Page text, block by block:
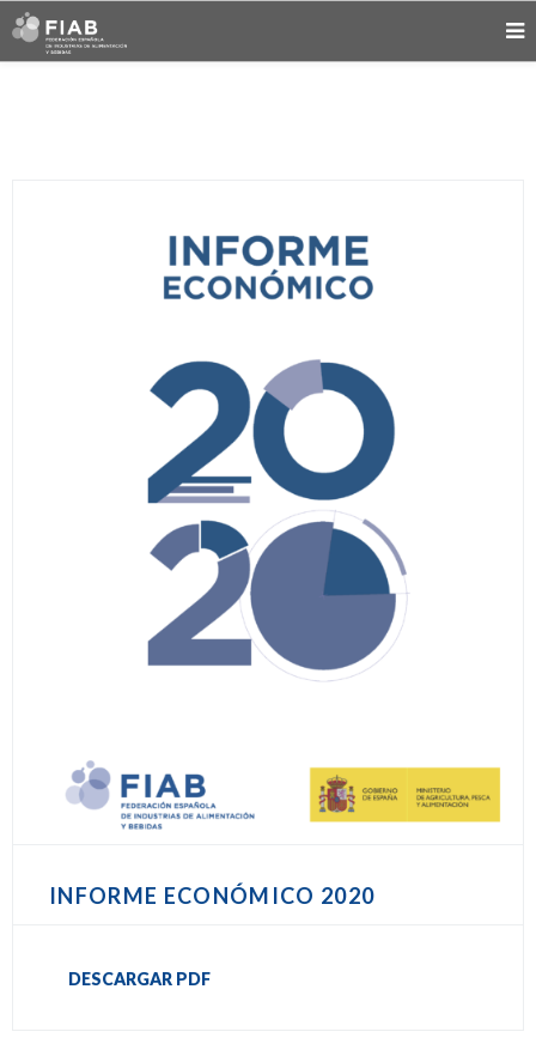
INFORME ECONÓMICO 2020
DESCARGAR PDF